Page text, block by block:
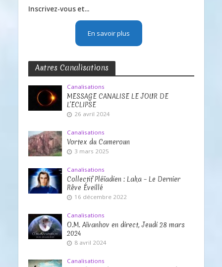
Inscrivez-vous et...
En savoir plus
Autres Canalisations
Canalisations
MESSAGE CANALISE LE JOUR DE
L’ECLIPSE
26 avril 2024
Canalisations
Vortex du Cameroun
3 mars 2025
Canalisations
Collectif Pléïadien : Laka – Le Dernier
Rêve Éveillé
16 décembre 2022
Canalisations
O.M. Aïvanhov en direct, Jeudi 28 mars
2024
8 avril 2024
Canalisations